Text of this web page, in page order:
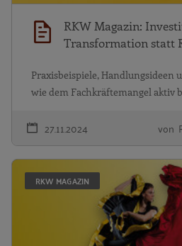
RKW Magazin:
Transformation statt
Praxisbeispiele, Handlungsideen
wie dem Fachkräftemangel aktiv
27.11.2024 von
RKW MAGAZIN